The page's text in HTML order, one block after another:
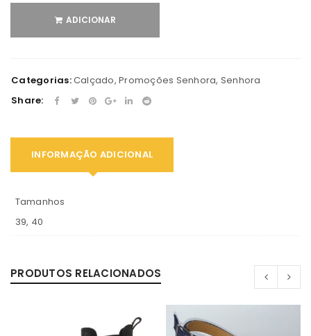
ADICIONAR
Categorias:Calçado, Promoções Senhora, Senhora
Share:
INFORMAÇÃO ADICIONAL
Tamanhos
39, 40
PRODUTOS RELACIONADOS